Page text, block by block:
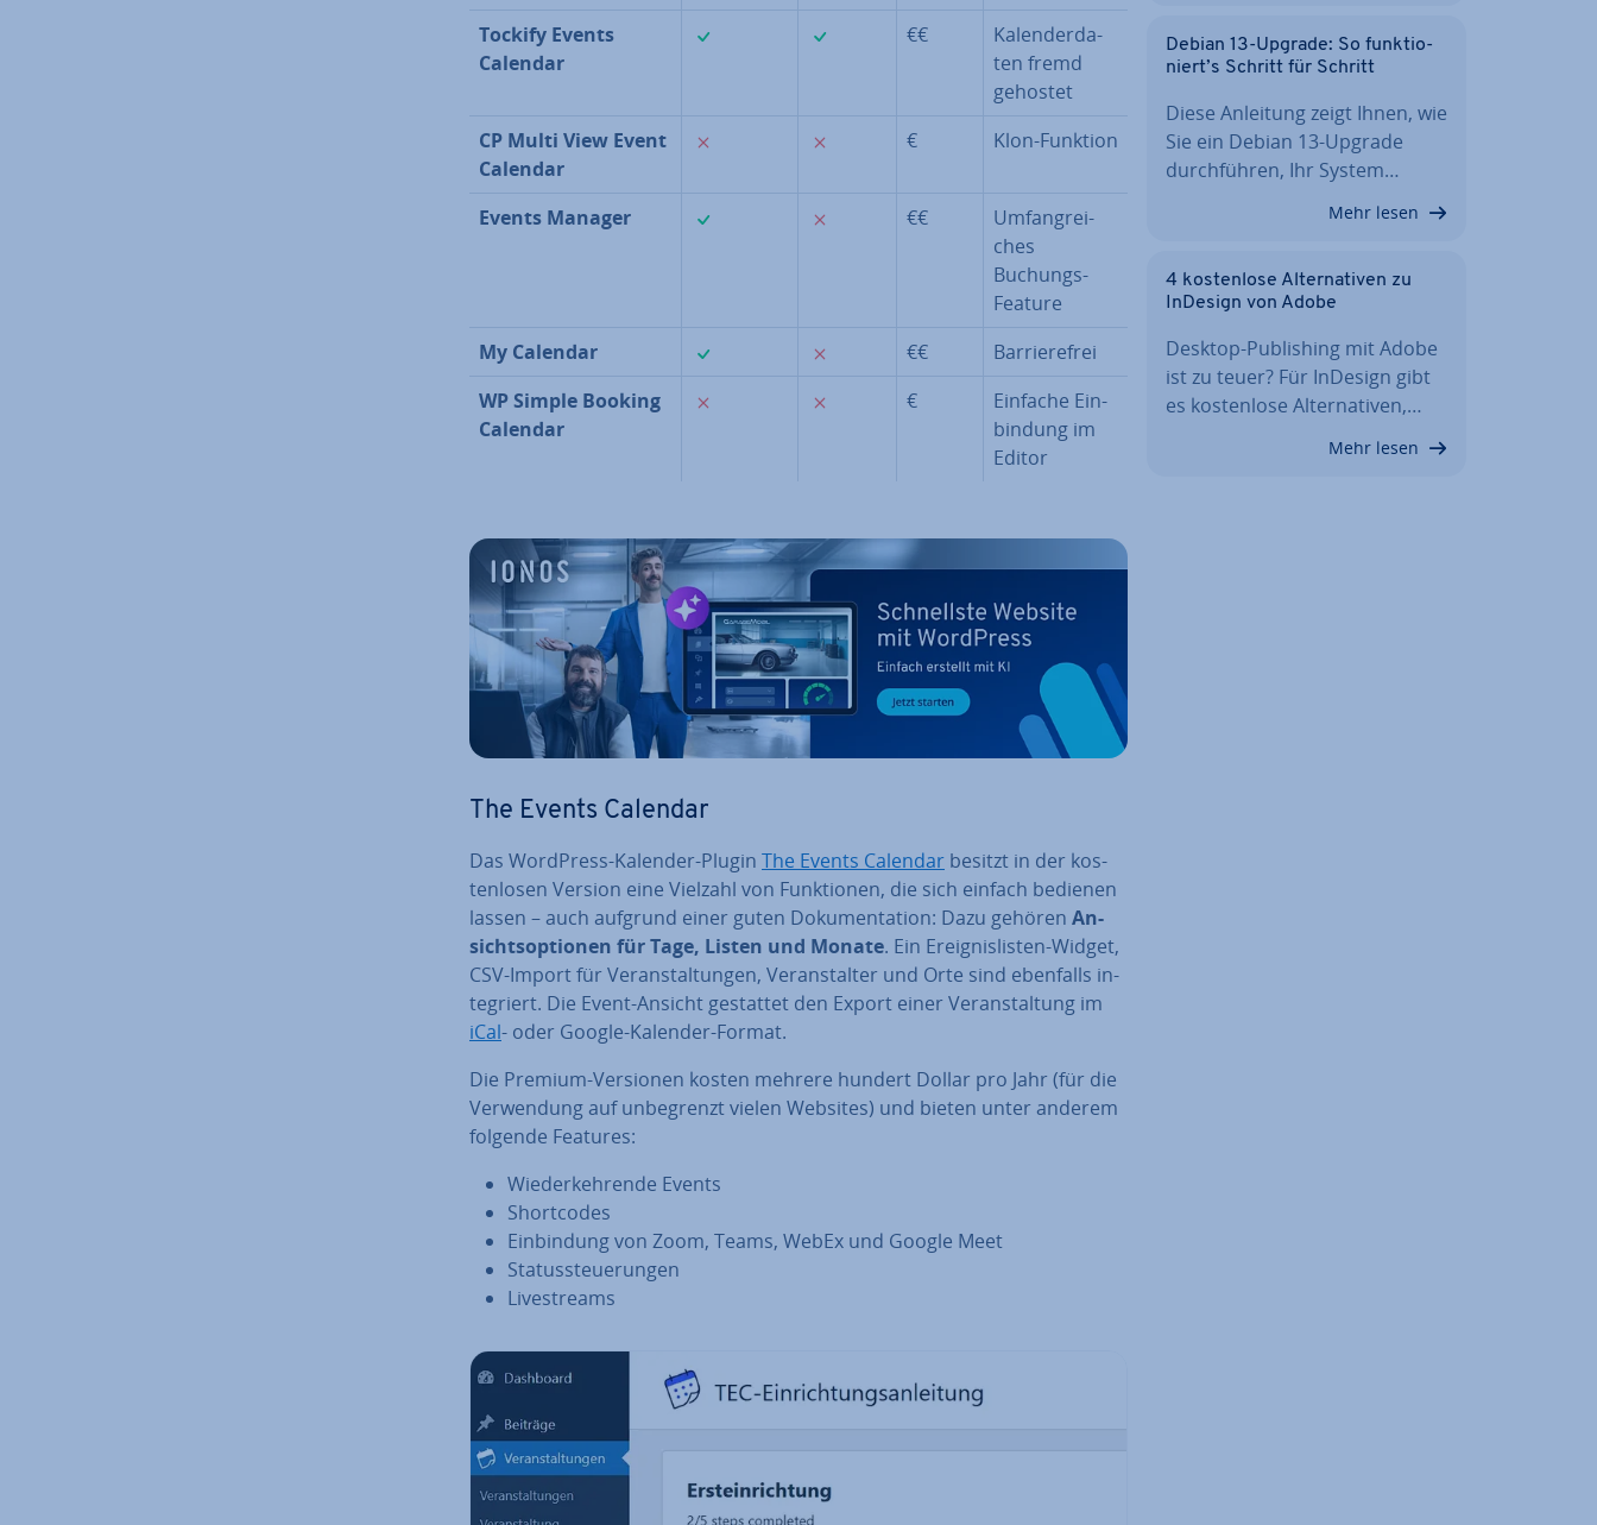
Tockify Events
Calendar
€€
Ka­len­der­da­
ten fremd
gehostet
CP Multi View Event
Calendar
€ Klon-Funktion
Events Manager €€
Um­fang­rei­
ches
Buchungs-
Feature
My Calendar
€€
Bar­rie­re­frei
WP Simple Booking
Calendar
€
Einfache Ein­
bin­dung im
Editor
The Events Calendar
Das WordPress-Kalender-Plugin The Events Calendar besitzt in der kos­
ten­lo­sen Version eine Vielzahl von Funk­tio­nen, die sich einfach bedienen
lassen – auch aufgrund einer guten Do­ku­men­ta­ti­on: Dazu gehören An­
sichts­op­tio­nen für Tage, Listen und Monate. Ein Er­eig­nis­lis­ten-Widget,
CSV-Import für Ver­an­stal­tun­gen, Ver­an­stal­ter und Orte sind ebenfalls in­
te­griert. Die Event-Ansicht gestattet den Export einer Ver­an­stal­tung im
iCal- oder Google-Kalender-Format.
Die Premium-Versionen kosten mehrere hundert Dollar pro Jahr (für die
Ver­wen­dung auf un­be­grenzt vielen Websites) und bieten unter anderem
folgende Features:
Wie­der­keh­ren­de Events
Short­codes
Ein­bin­dung von Zoom, Teams, WebEx und Google Meet
Sta­tus­steue­run­gen
Live­streams
Debian 13-Upgrade: So funk­tio­
niert’s Schritt für Schritt
Diese Anleitung zeigt Ihnen, wie
Sie ein Debian 13-Upgrade
durch­füh­ren, Ihr System…
Mehr lesen
4 kos­ten­lo­se Al­ter­na­ti­ven zu
InDesign von Adobe
Desktop-Pu­bli­shing mit Adobe
ist zu teuer? Für InDesign gibt
es kos­ten­lo­se Al­ter­na­ti­ven,…
Mehr lesen